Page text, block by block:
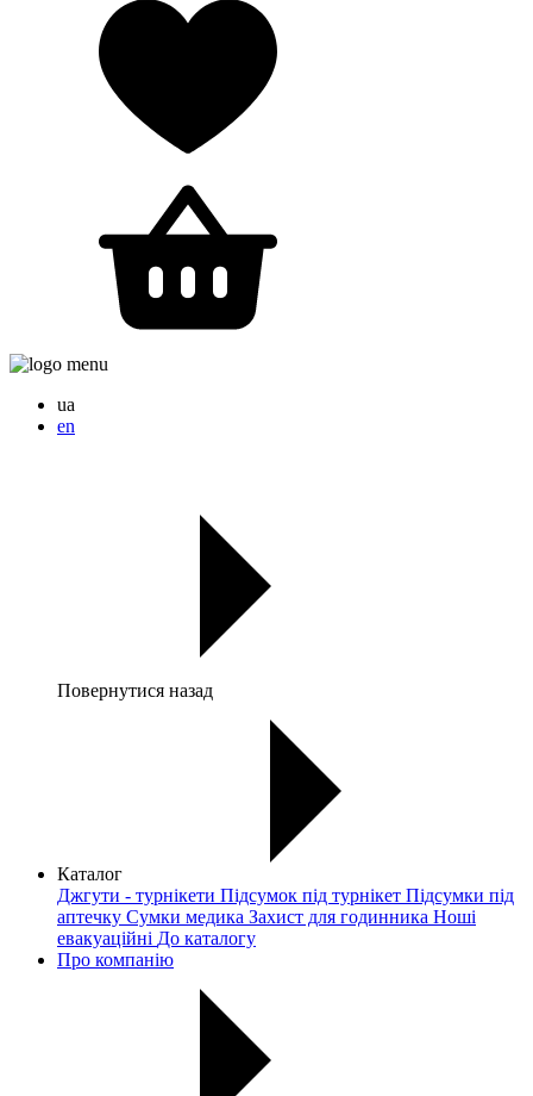
ua
en
Повернутися назад
Каталог
Джгути - турнікети Підсумок під турнікет Підсумки під
аптечку Сумки медика Захист для годинника Ноші
евакуаційні До каталогу
Про компанію